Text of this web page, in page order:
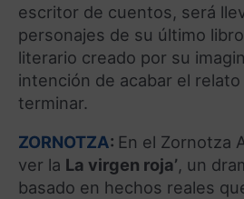
escritor de cuentos, será
personajes de su último
literario creado por su
intención de acabar el
terminar.
ZORNOTZA: En el Zornotza
ver la La virgen roja’, un
basado en hechos reales